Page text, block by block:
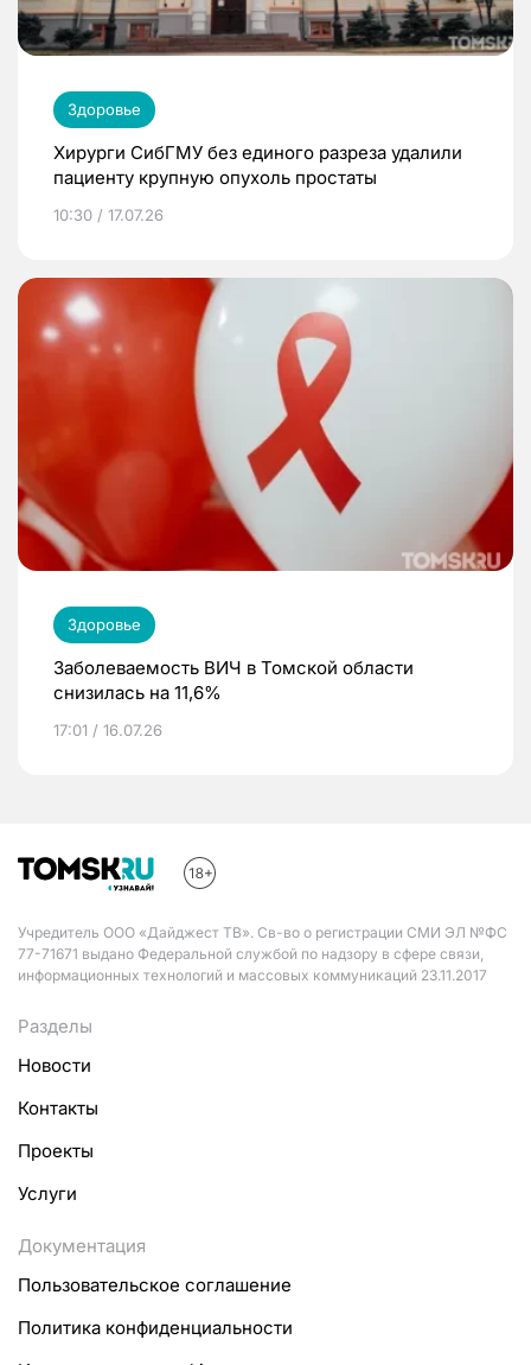
Здоровье
Хирурги СибГМУ без единого разреза удалили
пациенту крупную опухоль простаты
10:30 / 17.07.26
Здоровье
Заболеваемость ВИЧ в Томской области
снизилась на 11,6%
17:01 / 16.07.26
Учредитель ООО «Дайджест ТВ». Св-во о регистрации СМИ ЭЛ №ФС
77-71671 выдано Федеральной службой по надзору в сфере связи,
информационных технологий и массовых коммуникаций 23.11.2017
Разделы
Новости
Контакты
Проекты
Услуги
Документация
Пользовательское соглашение
Политика конфиденциальности